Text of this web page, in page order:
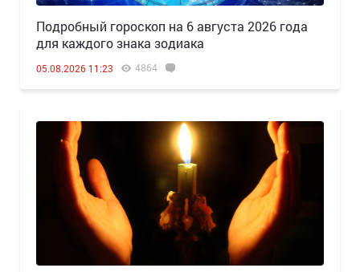
Подробный гороскоп на 6 августа 2026 года
для каждого знака зодиака
05.08.2026 11:23 4864